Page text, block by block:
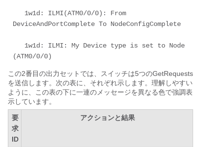
DeviceAndPortComplete To NodeConfigComplete
(ATM0/0/0)
この2番目の出力セットでは、スイッチは5つのGetRequests
を送信します。次の表に、それぞれ示します。理解しやすい
ように、この表の下に一連のメッセージを異なる色で強調表
示しています。
要
求
ID
アクションと結果